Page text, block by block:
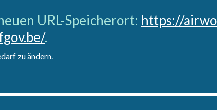
URL-Speicherort: https://
.
zu ändern.